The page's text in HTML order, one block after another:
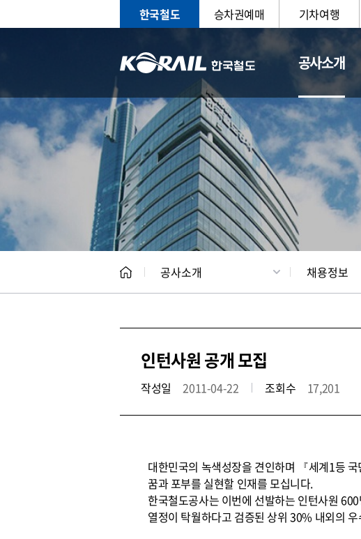
한국철도 승차권예매 기차여행
공사소개
CEO 일반현황
공사소개 채용정보
인턴사원 공개 모집
작성일 2011-04-22 조회수 17,201
대한민국의 녹색성장을 견인하며 『세계1등
꿈과 포부를 실현할 인재를 모십니다.
한국철도공사는 이번에 선발하는 인턴사원
열정이 탁월하다고 검증된 상위 30% 내외의